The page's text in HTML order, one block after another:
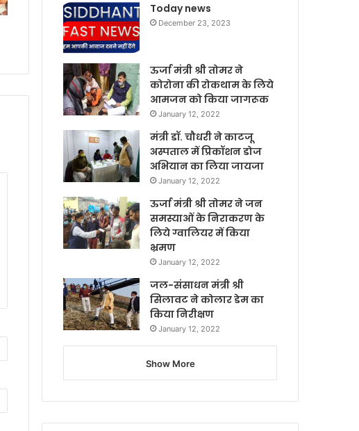
Today news
December 23, 2023
ऊर्जा मंत्री श्री तोमर ने
कोरोना की रोकथाम के लिये
आमजन को किया जागरूक
January 12, 2022
मंत्री डॉ. चौधरी ने काटजू
अस्पताल में प्रिकॉशन डोज
अभियान का लिया जायजा
January 12, 2022
ऊर्जा मंत्री श्री तोमर ने जन
समस्याओं के निराकरण के
लिये ग्वालियर में किया
भ्रमण
January 12, 2022
जल-संसाधन मंत्री श्री
सिलावट ने कोलार डेम का
किया निरीक्षण
January 12, 2022
Show More